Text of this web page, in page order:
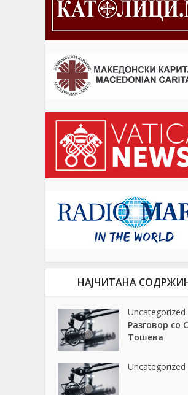
НАЈЧИТАНА
Uncategorized
Разговор со
Тошева
Uncategorized